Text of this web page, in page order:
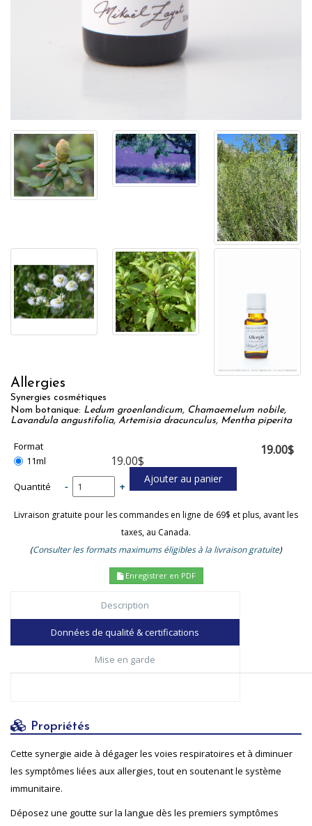
Allergies
Synergies cosmétiques
Nom botanique: Ledum groenlandicum, Chamaemelum nobile,
Lavandula angustifolia, Artemisia dracunculus, Mentha piperita
Format
11ml
19.00$
Quantité - +
19.00$
Livraison gratuite pour les commandes en ligne de 69$ et plus, avant les
taxes, au Canada.
(Consulter les formats maximums éligibles à la livraison gratuite)
Enregistrer en PDF
Description
Données de qualité & certifications
Mise en garde
Propriétés
Cette synergie aide à dégager les voies respiratoires et à diminuer
les symptômes liées aux allergies, tout en soutenant le système
immunitaire.
Déposez une goutte sur la langue dès les premiers symptômes